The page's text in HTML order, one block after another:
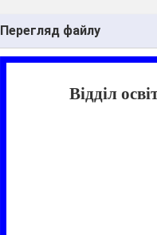
Перегляд файлу
Відділ